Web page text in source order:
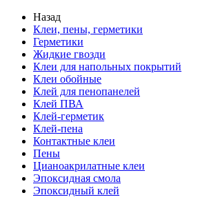
Назад
Клеи, пены, герметики
Герметики
Жидкие гвозди
Клеи для напольных покрытий
Клеи обойные
Клей для пенопанелей
Клей ПВА
Клей-герметик
Клей-пена
Контактные клеи
Пены
Цианоакрилатные клеи
Эпоксидная смола
Эпоксидный клей